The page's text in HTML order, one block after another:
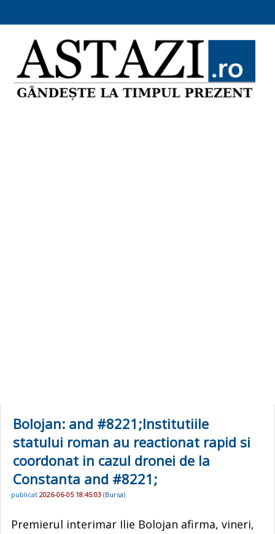
Bolojan: and #8221;Institutiile
statului roman au reactionat rapid si
coordonat in cazul dronei de la
Constanta and #8221;
publicat 2026-06-05 18:45:03 (Bursa)
Premierul interimar Ilie Bolojan afirma, vineri,